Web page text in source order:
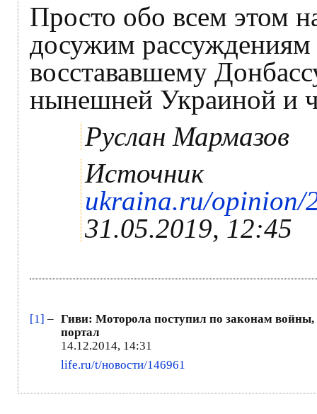
Просто обо всем этом
досужим
восстававшему
нынешней Украиной и
Руслан Мармазов
Источник
ukraina.ru/opinion/
31.05.2019, 12:45
[1] – Гиви: Моторола поступил по законам
портал
14.12.2014, 14:31
life.ru/t/новости/146961